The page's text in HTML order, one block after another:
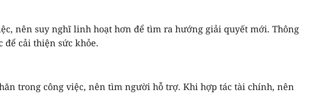
nên suy nghĩ linh hoạt hơn để tìm ra hướng giải quyết mới. Thông
cải thiện sức khỏe.
trong công việc, nên tìm người hỗ trợ. Khi hợp tác tài chính, nên